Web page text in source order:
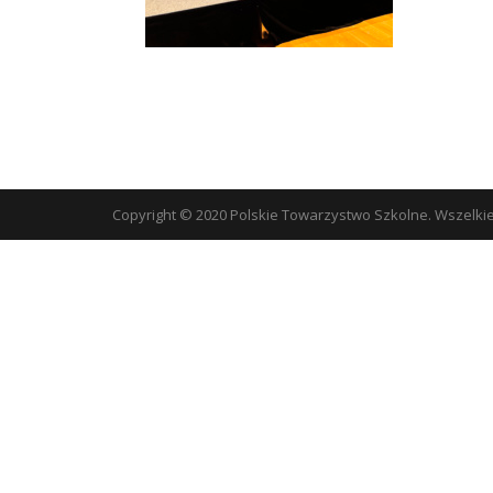
Copyright © 2020 Polskie Towarzystwo Szkolne.